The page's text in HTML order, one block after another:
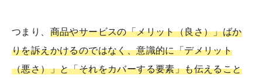
つまり、 商品やサービスの「メリット（良さ）」ばか
りを訴えかけるのではなく、意識的に「デメリット
（悪さ）」と「それをカバーする要素」も伝えること